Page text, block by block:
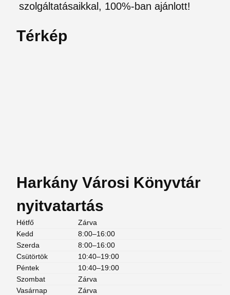
szolgáltatásaikkal, 100%-ban ajánlott!
Térkép
Harkány Városi Könyvtár
nyitvatartás
Hétfő
Zárva
Kedd
8:00–16:00
Szerda
8:00–16:00
Csütörtök
10:40–19:00
Péntek
10:40–19:00
Szombat
Zárva
Vasárnap
Zárva